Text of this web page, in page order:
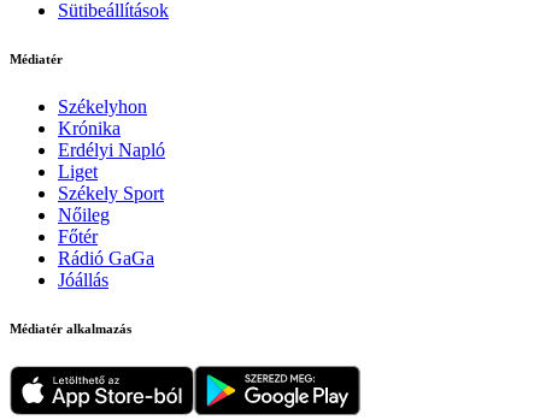
Sütibeállítások
Médiatér
Székelyhon
Krónika
Erdélyi Napló
Liget
Székely Sport
Nőileg
Főtér
Rádió GaGa
Jóállás
Médiatér alkalmazás